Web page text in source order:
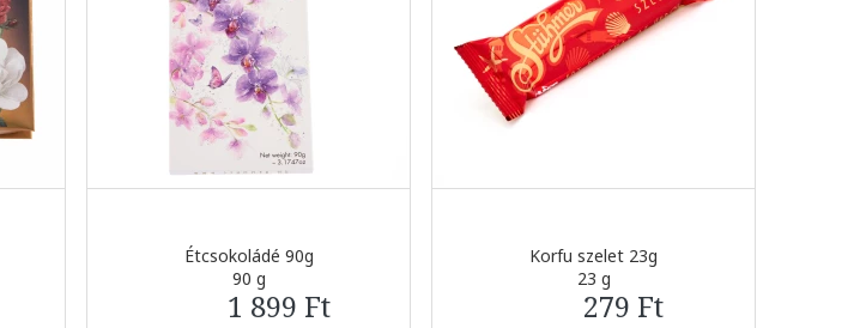
Étcsokoládé 90g
90 g
1 899 Ft
Korfu szelet 23g
23 g
279 Ft